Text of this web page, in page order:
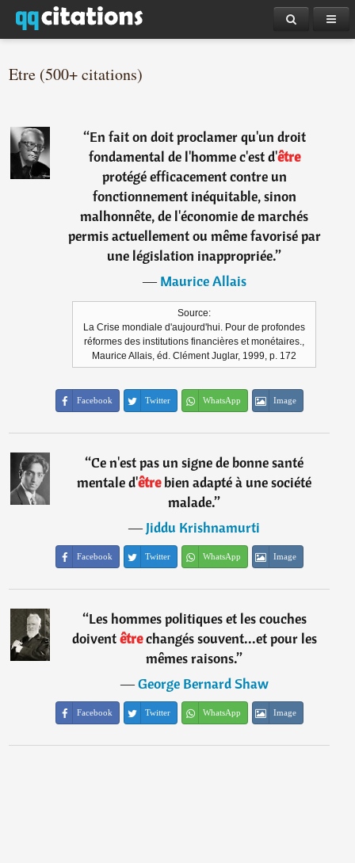
Etre (500+ citations)
“En fait on doit proclamer qu'un droit
fondamental de l'homme c'est d'être
protégé efficacement contre un
fonctionnement inéquitable, sinon
malhonnête, de l'économie de marchés
permis actuellement ou même favorisé par
une législation inappropriée.”
―Maurice Allais
Source:
La Crise mondiale d'aujourd'hui. Pour de profondes
réformes des institutions financières et monétaires.,
Maurice Allais, éd. Clément Juglar, 1999, p. 172
Facebook Twitter WhatsApp Image
“Ce n'est pas un signe de bonne santé
mentale d'êtrebien adapté à une société
malade.”
―Jiddu Krishnamurti
Facebook Twitter WhatsApp Image
“Les hommes politiques et les couches
doiventêtrechangés souvent...et pour les
mêmes raisons.”
―George Bernard Shaw
Facebook Twitter WhatsApp Image